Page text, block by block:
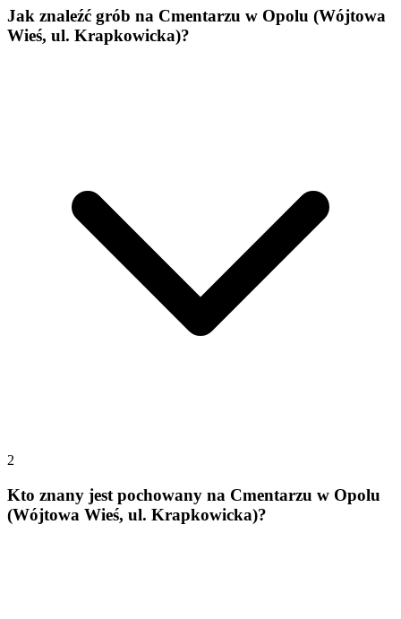
Jak znaleźć grób na Cmentarzu w Opolu (Wójtowa
Wieś, ul. Krapkowicka)?
2
Kto znany jest pochowany na Cmentarzu w Opolu
(Wójtowa Wieś, ul. Krapkowicka)?